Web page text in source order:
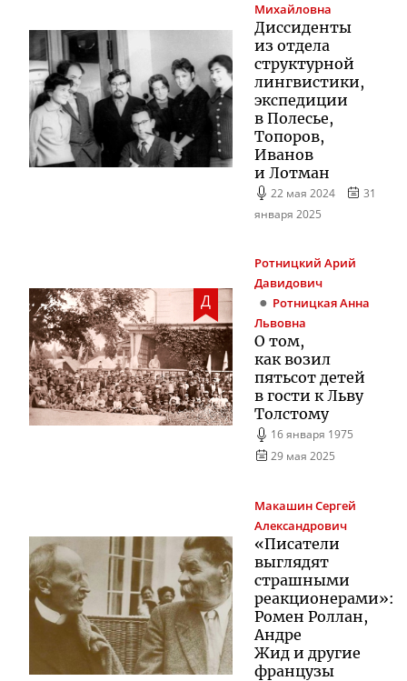
Михайловна
Диссиденты
из отдела
структурной
лингвистики,
экспедиции
в Полесье,
Топоров,
Иванов
и Лотман
22 мая 2024
31
января 2025
Д
Ротницкий Арий
Давидович
Ротницкая Анна
Львовна
О том,
как возил
пятьсот детей
в гости к Льву
Толстому
16 января 1975
29 мая 2025
МакашинСергей
Александрович
«Писатели
выглядят
страшными
реакционерами»:
Ромен Роллан,
Андре
Жид и другие
французы